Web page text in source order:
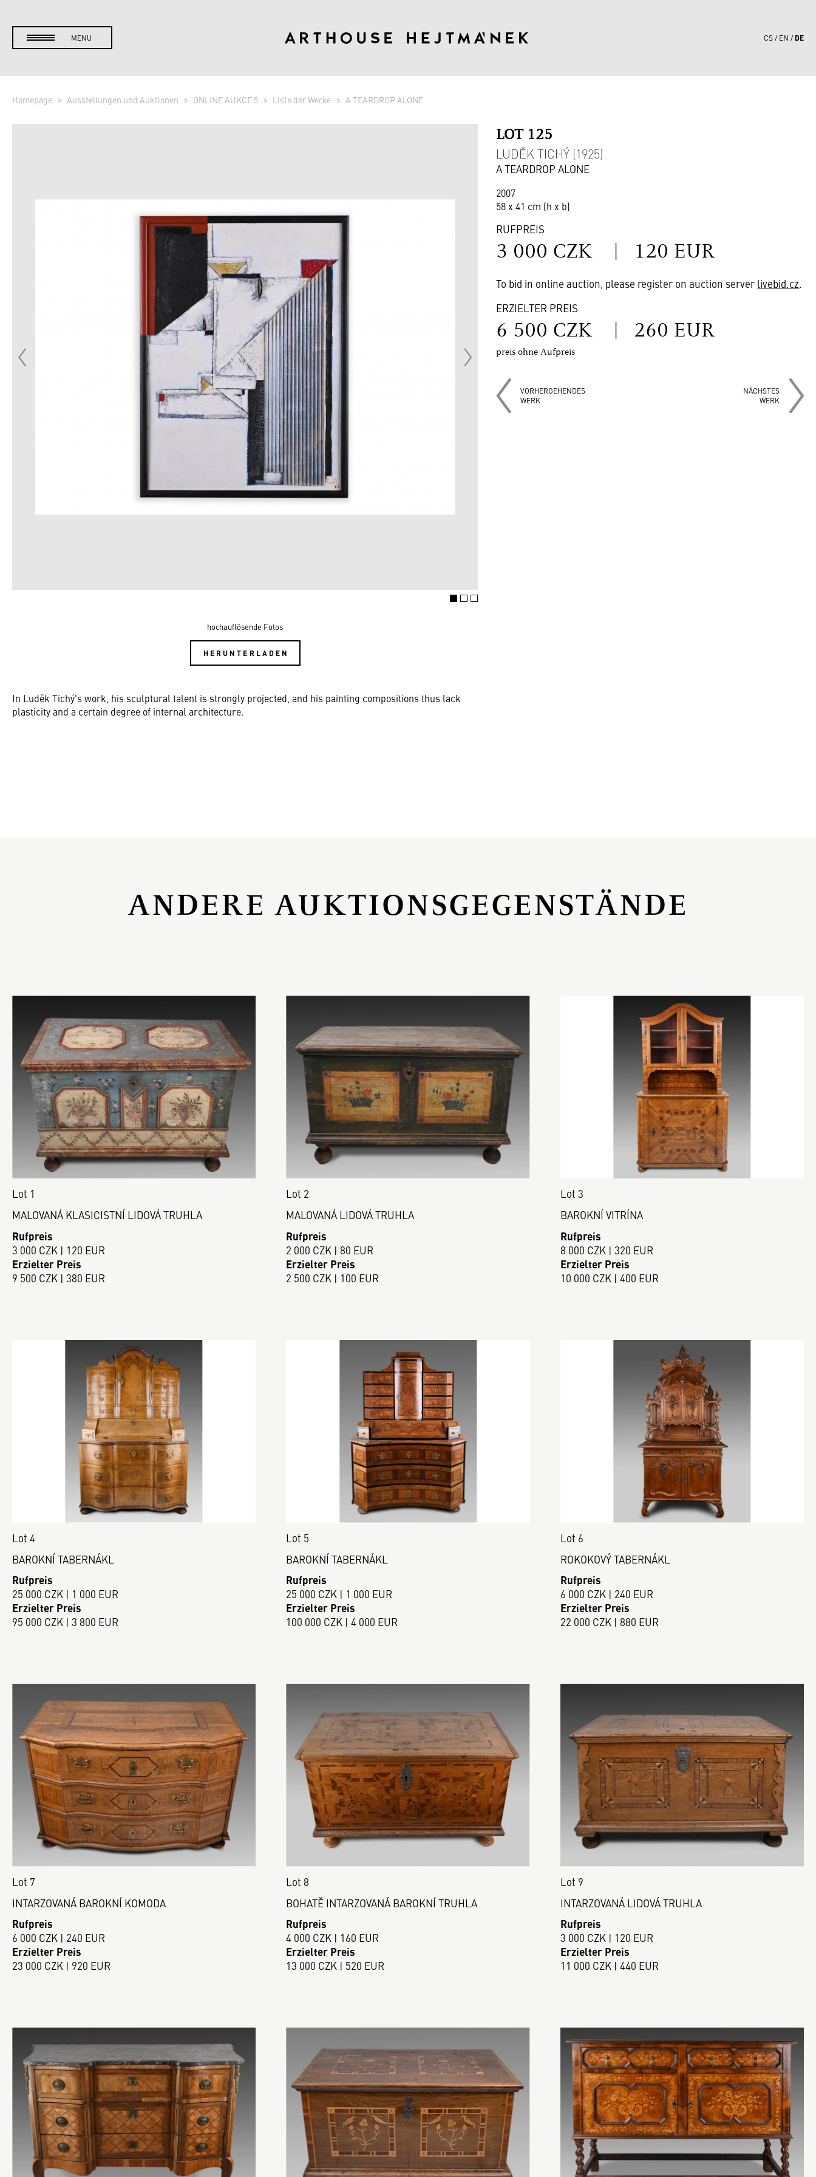
MENU CS EN DE
Homepage Ausstellungen und Auktionen ONLINE AUKCE 5 Liste der Werke A TEARDROP ALONE
hochauflösende Fotos
HERUNTERLADEN
LOT 125
LUDĚK TICHÝ (1925)
A TEARDROP ALONE
2007
58 x 41 cm (h x b)
RUFPREIS
3 000 CZK | 120 EUR
To bid in online auction, please register on auction server livebid.cz.
ERZIELTER PREIS
6 500 CZK | 260 EUR
preis ohne Aufpreis
VORHERGEHENDES
WERK
NÄCHSTES
WERK
In Luděk Tichý's work, his sculptural talent is strongly projected, and his painting compositions thus lack
plasticity and a certain degree of internal architecture.
ANDERE AUKTIONSGEGENSTÄNDE
Lot 1
MALOVANÁ KLASICISTNÍ LIDOVÁ TRUHLA
Rufpreis
3 000 CZK | 120 EUR
Erzielter Preis
9 500 CZK | 380 EUR
Lot 2
MALOVANÁ LIDOVÁ TRUHLA
Rufpreis
2 000 CZK | 80 EUR
Erzielter Preis
2 500 CZK | 100 EUR
Lot 3
BAROKNÍ VITRÍNA
Rufpreis
8 000 CZK | 320 EUR
Erzielter Preis
10 000 CZK | 400 EUR
Lot 4
BAROKNÍ TABERNÁKL
Rufpreis
25 000 CZK | 1 000 EUR
Erzielter Preis
95 000 CZK | 3 800 EUR
Lot 5
BAROKNÍ TABERNÁKL
Rufpreis
25 000 CZK | 1 000 EUR
Erzielter Preis
100 000 CZK | 4 000 EUR
Lot 6
ROKOKOVÝ TABERNÁKL
Rufpreis
6 000 CZK | 240 EUR
Erzielter Preis
22 000 CZK | 880 EUR
Lot 7
INTARZOVANÁ BAROKNÍ KOMODA
Rufpreis
6 000 CZK | 240 EUR
Erzielter Preis
23 000 CZK | 920 EUR
Lot 8
BOHATĚ INTARZOVANÁ BAROKNÍ TRUHLA
Rufpreis
4 000 CZK | 160 EUR
Erzielter Preis
13 000 CZK | 520 EUR
Lot 9
INTARZOVANÁ LIDOVÁ TRUHLA
Rufpreis
3 000 CZK | 120 EUR
Erzielter Preis
11 000 CZK | 440 EUR